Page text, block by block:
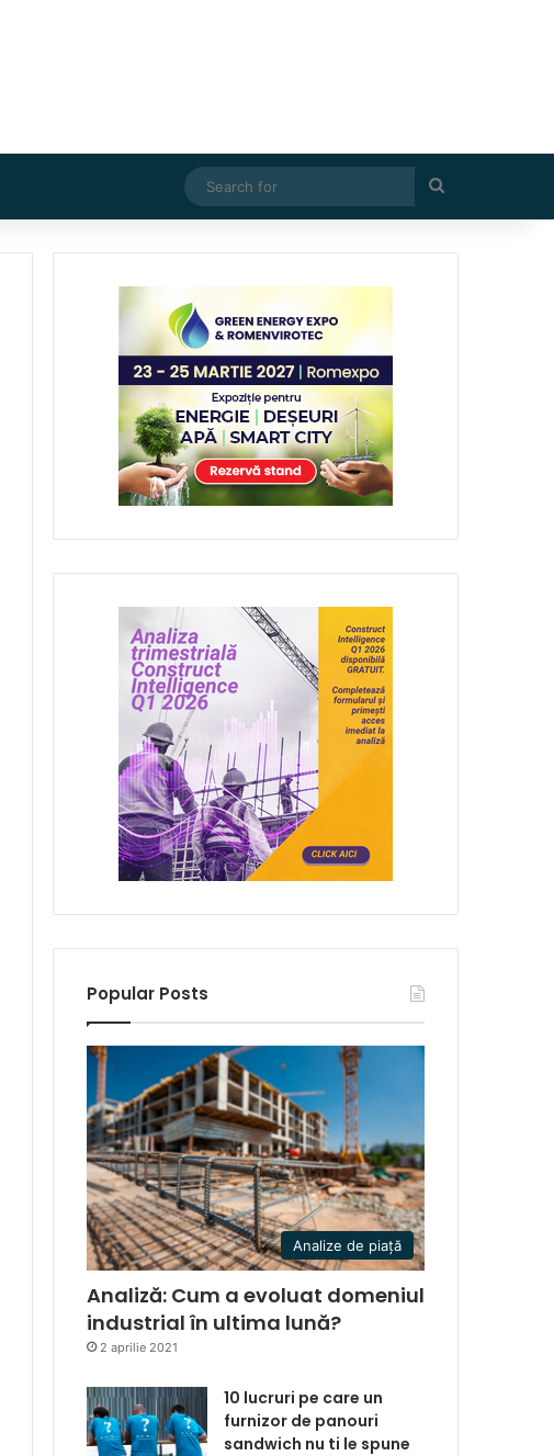
for
Popular Posts
Analize de piață
Analiză: Cum a evoluat domeniul
industrial în ultima lună?
2 aprilie 2021
10 lucruri pe care un
furnizor de panouri
sandwich nu ti le spune